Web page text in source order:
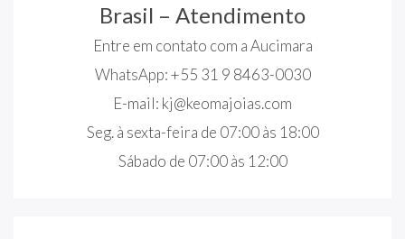
Brasil – Atendimento
Entre em contato com a Aucimara
WhatsApp: +55 31 9 8463-0030
E-mail: kj@keomajoias.com
Seg. à sexta-feira de 07:00 às 18:00
Sábado de 07:00 às 12:00